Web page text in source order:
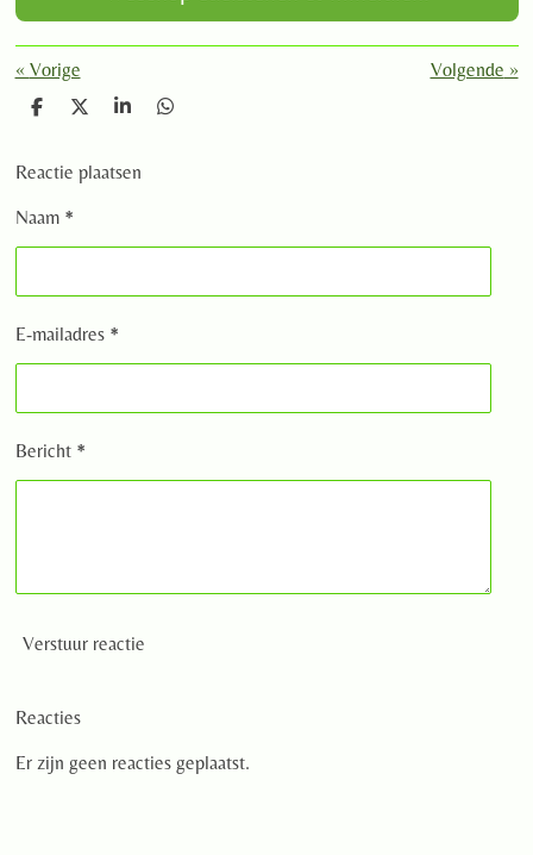
« Vorige Volgende »
D
e
D
l
S
r
D
Reactie plaatsen
Naam *
E-mailadres *
Bericht *
Verstuur reactie
Reacties
Er zijn geen reacties geplaatst.